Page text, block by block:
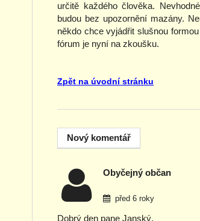
určitě každého člověka.
budou bez upozornění mazány.
někdo chce vyjádřit slušnou
fórum je nyní na zkoušku.
Zpět na úvodní stránku
Obyčejný občan
před 6 roky
Dobrý den pane Janský,